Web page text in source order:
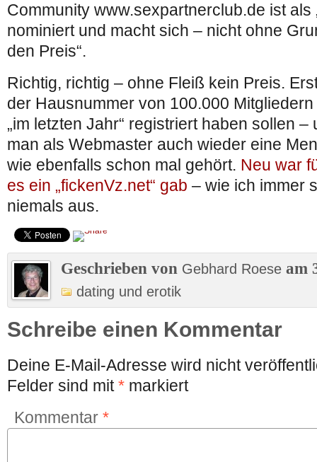
Community www.sexpartnerclub.de ist als
nominiert und macht sich – nicht ohne
den Preis“.
Richtig, richtig – ohne Fleiß kein Preis.
der Hausnummer von 100.000
„im letzten Jahr“ registriert haben sollen
man als Webmaster auch wieder eine
wie ebenfalls schon mal gehört. Neu war
es ein „fickenVz.net“ gab – wie ich immer
niemals aus.
Geschrieben von Gebhard Roese am
dating und erotik
Schreibe einen Kommentar
Deine E-Mail-Adresse wird nicht
Felder sind mit* markiert
Kommentar *